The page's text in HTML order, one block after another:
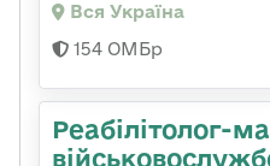
Вся Україна
154 ОМБр
Реабілітолог-